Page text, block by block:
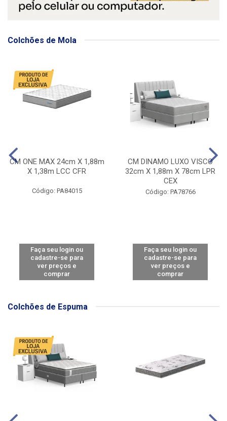
Colchões de Mola
CM ONE MAX 24cm X 1,88m
X 1,38m LCC CFR
Código: PA84015
Faça seu login ou
cadastre-se para
ver preços e
comprar
CM DINAMO LUXO VISCO
32cm X 1,88m X 78cm LPR
CEX
Código: PA78766
Faça seu login ou
cadastre-se para
ver preços e
comprar
Colchões de Espuma